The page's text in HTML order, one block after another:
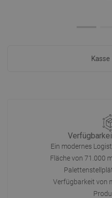
Ein modernes
Fläche von 71.000
Verfügbarkeit von